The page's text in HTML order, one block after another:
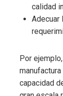
calidad
Adecuar
Por
capacidad